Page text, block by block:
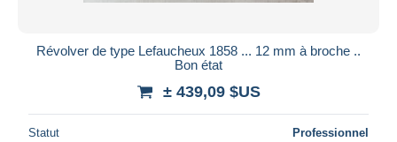
Révolver de type Lefaucheux 1858 ... 12 mm à broche ..
Bon état
± 439,09 $US
Statut Professionnel